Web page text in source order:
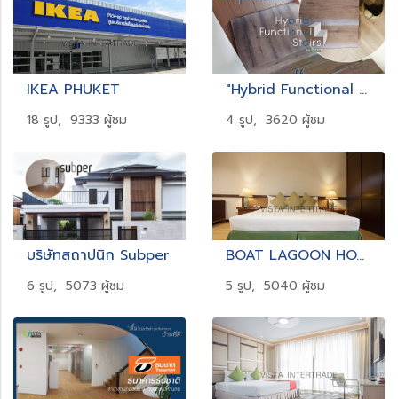
IKEA PHUKET
18 รูป, 9333 ผู้ชม
"Hybrid Functional Stairs" by Vista
4 รูป, 3620 ผู้ชม
บริษัทสถาปนิก Subper
6 รูป, 5073 ผู้ชม
BOAT LAGOON HOTEL
5 รูป, 5040 ผู้ชม